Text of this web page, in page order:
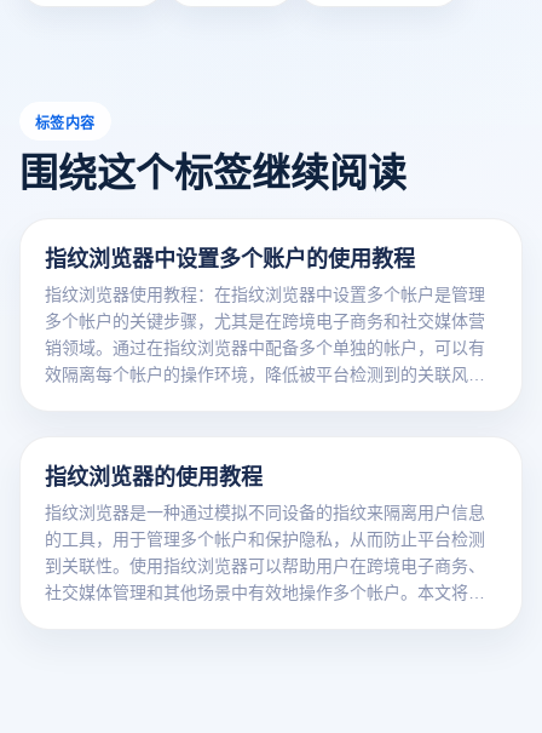
标签内容
围绕这个标签继续阅读
指纹浏览器中设置多个账户的使用教程
指纹浏览器使用教程：在指纹浏览器中设置多个帐户是管理
多个帐户的关键步骤，尤其是在跨境电子商务和社交媒体营
销领域。通过在指纹浏览器中配备多个单独的帐户，可以有
效隔离每个帐户的操作环境，降低被平台检测到的关联风
指纹浏览器的使用教程
指纹浏览器是一种通过模拟不同设备的指纹来隔离用户信息
的工具，用于管理多个帐户和保护隐私，从而防止平台检测
到关联性。使用指纹浏览器可以帮助用户在跨境电子商务、
社交媒体管理和其他场景中有效地操作多个帐户。本文将介